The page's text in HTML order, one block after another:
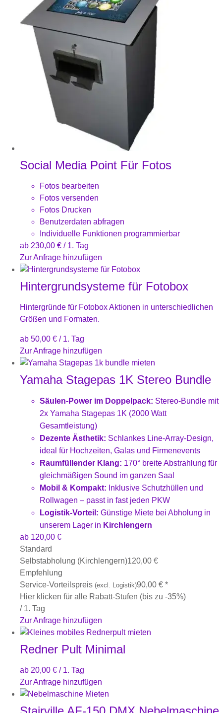
Social Media Point Für Fotos
Fotos bearbeiten
Fotos versenden
Fotos Drucken
Benutzerdaten abfragen
Individuelle Funktionen programmierbar
ab 230,00 € / 1. Tag
Zur Anfrage hinzufügen
Hintergrundsysteme für Fotobox
Hintergründe für Fotobox Aktionen in unterschiedlichen
Größen und Formaten.
ab 50,00 € / 1. Tag
Zur Anfrage hinzufügen
Yamaha Stagepas 1K Stereo Bundle
Säulen-Power im Doppelpack: Stereo-Bundle mit
2x Yamaha Stagepas 1K (2000 Watt
Gesamtleistung)
Dezente Ästhetik: Schlankes Line-Array-Design,
ideal für Hochzeiten, Galas und Firmenevents
Raumfüllender Klang: 170° breite Abstrahlung für
gleichmäßigen Sound im ganzen Saal
Mobil & Kompakt: Inklusive Schutzhüllen und
Rollwagen – passt in fast jeden PKW
Logistik-Vorteil: Günstige Miete bei Abholung in
unserem Lager in Kirchlengern
ab 120,00 €
Standard
Selbstabholung (Kirchlengern)120,00 €
Empfehlung
Service-Vorteilspreis (excl. Logistik)90,00 € *
Hier klicken für alle Rabatt-Stufen (bis zu -35%)
/ 1. Tag
Zur Anfrage hinzufügen
Redner Pult Minimal
ab 20,00 € / 1. Tag
Zur Anfrage hinzufügen